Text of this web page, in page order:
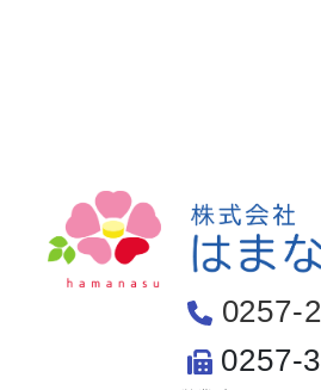
0257-
0257-